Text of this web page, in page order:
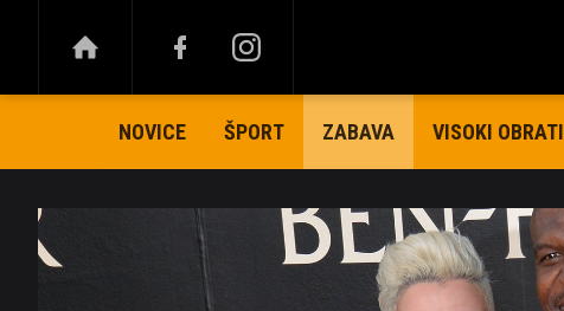
NOVICE ŠPORT ZABAVA VISOKI OBRATI